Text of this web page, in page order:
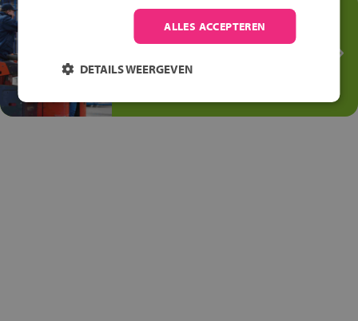
Jouw talent in de
Transport en Logistiek
logistiek: daar kun je mee
ALLES ACCEPTEREN
DETAILS WEERGEVEN